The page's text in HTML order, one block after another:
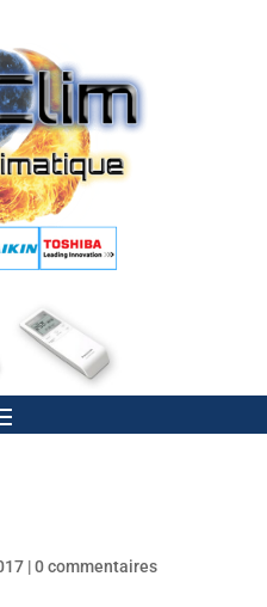
|0 commentaires